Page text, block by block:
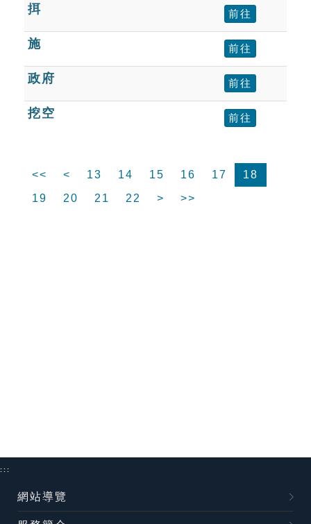
挕 前往
施 前往
政府 前往
挖空 前往
<< < 13 14 15 16 17
18
19
20 21 22 > >>
:::
網站導覽